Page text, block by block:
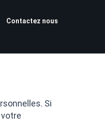
Contactez nous
Si